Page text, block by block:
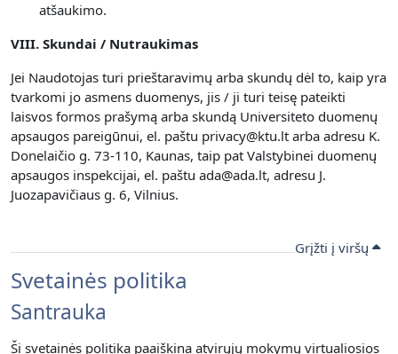
atšaukimo.
VIII. Skundai / Nutraukimas
Jei Naudotojas turi prieštaravimų arba skundų dėl to, kaip yra
tvarkomi jo asmens duomenys, jis / ji turi teisę pateikti
laisvos formos prašymą arba skundą Universiteto duomenų
apsaugos pareigūnui, el. paštu privacy@ktu.lt arba adresu K.
Donelaičio g. 73-110, Kaunas, taip pat Valstybinei duomenų
apsaugos inspekcijai, el. paštu ada@ada.lt, adresu J.
Juozapavičiaus g. 6, Vilnius.
Grįžti į viršų
Svetainės politika
Santrauka
Ši svetainės politika paaiškina atvirųjų mokymų virtualiosios